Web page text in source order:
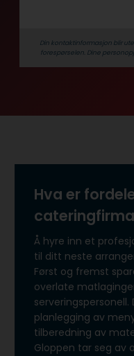
Din kontaktinformasjon blir
forespørselen. Dine
Hva er
Å hyre inn et
til ditt neste
Først og fremst
overlate
planlegging av
tilberedning av
Gloppen tar seg av